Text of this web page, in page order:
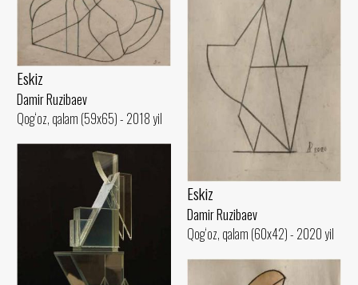
Eskiz
Damir Ruzibaev
Qog‘oz, qalam (59x65) - 2018 yil
Eskiz
Damir Ruzibaev
Qog‘oz, qalam (60x42) - 2020 yil